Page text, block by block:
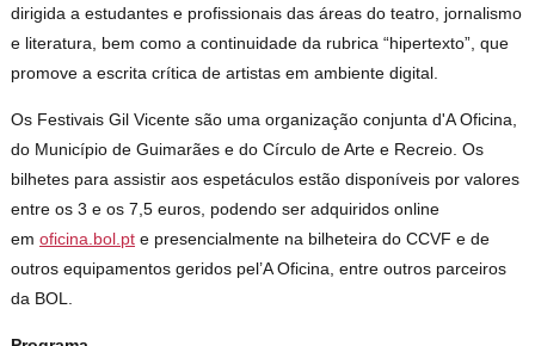
dirigida a estudantes e profissionais das áreas do teatro, jornalismo
e literatura, bem como a continuidade da rubrica “hipertexto”, que
promove a escrita crítica de artistas em ambiente digital.
Os Festivais Gil Vicente são uma organização conjunta d'A Oficina,
do Município de Guimarães e do Círculo de Arte e Recreio. Os
bilhetes para assistir aos espetáculos estão disponíveis por valores
entre os 3 e os 7,5 euros, podendo ser adquiridos online
emoficina.bol.pt e presencialmente na bilheteira do CCVF e de
outros equipamentos geridos pel’A Oficina, entre outros parceiros
da BOL.